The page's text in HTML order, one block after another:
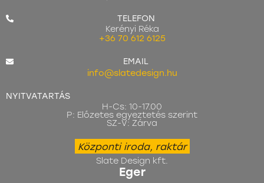
TELEFON
Kerényi Réka
+36 70 612 6125
EMAIL
info@slatedesign.hu
NYITVATARTÁS
H-Cs: 10-17.00
P: Előzetes egyeztetés szerint
SZ-V: Zárva
Központi iroda, raktár
Slate Design kft.
Eger